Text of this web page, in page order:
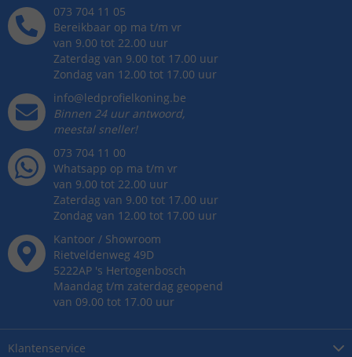
Klantenservice
073 704 11 05
Bereikbaar op ma t/m vr
van 9.00 tot 22.00 uur
Zaterdag van 9.00 tot 17.00 uur
Zondag van 12.00 tot 17.00 uur
info@ledprofielkoning.be
Binnen 24 uur antwoord,
meestal sneller!
073 704 11 00
Whatsapp op ma t/m vr
van 9.00 tot 22.00 uur
Zaterdag van 9.00 tot 17.00 uur
Zondag van 12.00 tot 17.00 uur
Kantoor / Showroom
Rietveldenweg 49D
5222AP 's Hertogenbosch
Maandag t/m zaterdag geopend
van 09.00 tot 17.00 uur